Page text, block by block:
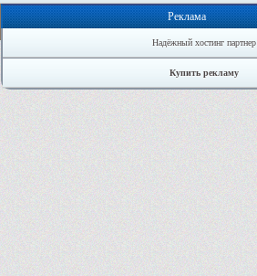
Реклама
Надёжный хостинг партнер
Купить рекламу